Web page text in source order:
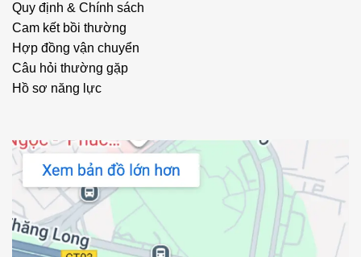
Quy định & Chính sách
Cam kết bồi thường
Hợp đồng vận chuyển
Câu hỏi thường gặp
Hồ sơ năng lực